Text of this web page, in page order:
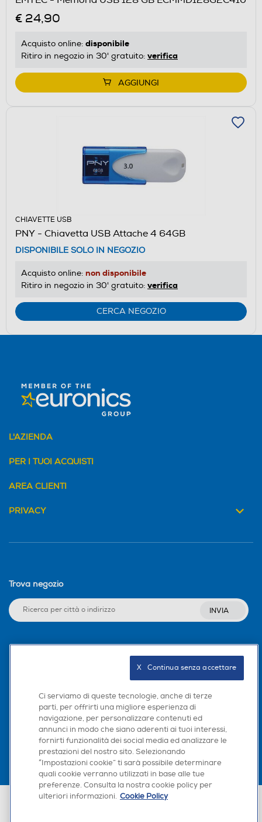
€ 24,90
Acquisto online: disponibile
Ritiro in negozio in 30' gratuito: verifica
AGGIUNGI
CHIAVETTE USB
PNY - Chiavetta USB Attache 4 64GB
DISPONIBILE SOLO IN NEGOZIO
Acquisto online: non disponibile
Ritiro in negozio in 30' gratuito: verifica
CERCA NEGOZIO
L'AZIENDA
PER I TUOI ACQUISTI
AREA CLIENTI
PRIVACY
Trova negozio
INVIA
Scarica la nostra app
Euronics Italia SpA. Sede legale Via Montefeltro, 6/a 20156 Milano
Ci serviamo di queste tecnologie, anche di terze
parti, per offrirti una migliore esperienza di
navigazione, per personalizzare contenuti ed
annunci in modo che siano aderenti ai tuoi interessi,
fornirti funzionalità dei social media ed analizzare le
prestazioni del nostro sito. Selezionando
“Impostazioni cookie” ti sarà possibile determinare
quali cookie verranno utilizzati in base alle tue
preferenze. Consulta la nostra cookie policy per
ulteriori informazioni. Cookie Policy
X   Continua senza accettare